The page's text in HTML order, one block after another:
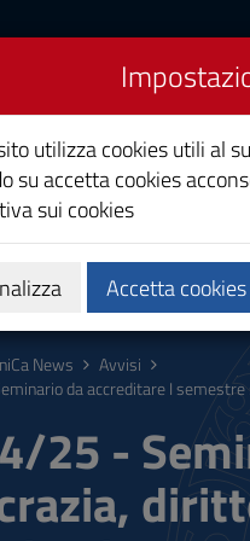
di Cagliari
Ricerca Società e
News
Avvisi
da accreditare I semestre
25 -
utilizza cookies utili al
su accetta cookies
sui cookies
Accetta cookies